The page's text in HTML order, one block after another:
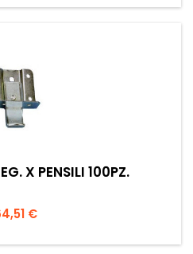
X PENSILI 100PZ.
€